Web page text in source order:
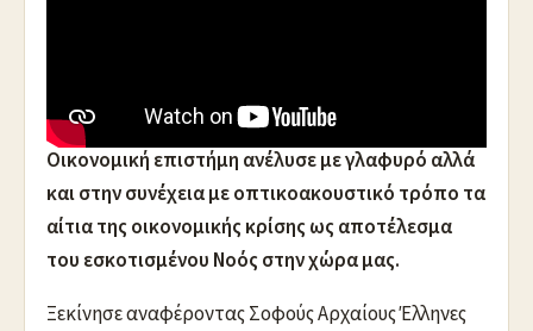
Διδάκτωρ Θεολογίας και μεταπτυχιακός στην
Οικονομική επιστήμη ανέλυσε με γλαφυρό αλλά
και στην συνέχεια με οπτικοακουστικό τρόπο τα
αίτια της οικονομικής κρίσης ως αποτέλεσμα
του εσκοτισμένου Νοός στην χώρα μας.
Ξεκίνησε αναφέροντας Σοφούς Αρχαίους Έλληνες